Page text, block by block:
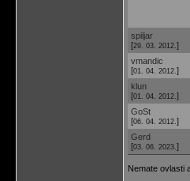
spiljar
[29. 03. 2012. ]
vmandic
[01. 04. 2012. ]
klun
[01. 04. 2012. ]
GoSt
[06. 04. 2012. ]
Gerd
[03. 06. 2023. ]
Nemate ovlasti